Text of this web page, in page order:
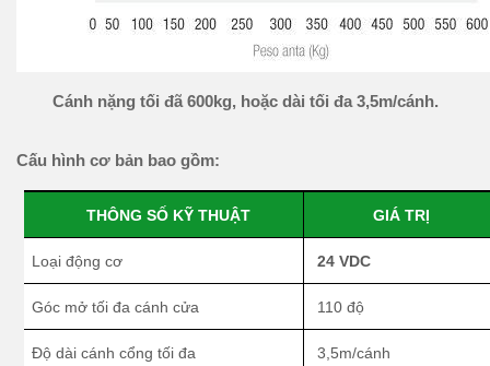
Cánh nặng tối đã 600kg, hoặc dài tối đa 3,5m/cánh.
Cấu hình cơ bản bao gồm:
THÔNG SỐ KỸ THUẬT GIÁ TRỊ
Loại động cơ 24 VDC
Góc mở tối đa cánh cửa 110 độ
Độ dài cánh cổng tối đa 3,5m/cánh